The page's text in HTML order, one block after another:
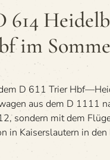
614
im
D 611 Trier
aus dem D 1111
sondern mit dem
in Kaiserslautern in